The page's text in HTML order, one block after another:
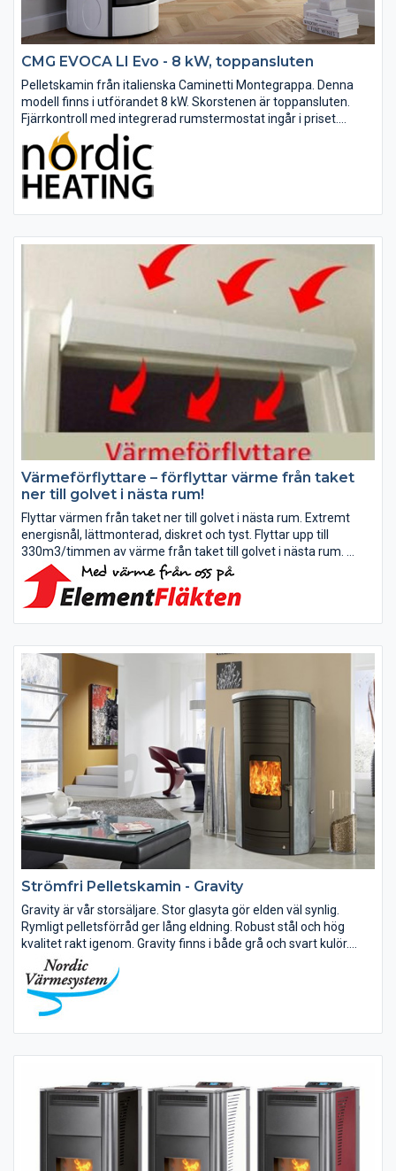
CMG EVOCA LI Evo - 8 kW, toppansluten
Pelletskamin från italienska Caminetti Montegrappa. Denna
modell finns i utförandet 8 kW. Skorstenen är toppansluten.
Fjärrkontroll med integrerad rumstermostat ingår i priset.
Säkerhetsavstånd baksida är endast 3 cm. LI EVO-kaminerna
har en tyst och...
Värmeförflyttare – förflyttar värme från taket
ner till golvet i nästa rum!
Flyttar värmen från taket ner till golvet i nästa rum. Extremt
energisnål, lättmonterad, diskret och tyst. Flyttar upp till
330m3/timmen av värme från taket till golvet i nästa rum.
Det fungerar jättebra när man eldar i kamin eller...
Strömfri Pelletskamin - Gravity
Gravity är vår storsäljare. Stor glasyta gör elden väl synlig.
Rymligt pelletsförråd ger lång eldning. Robust stål och hög
kvalitet rakt igenom. Gravity finns i både grå och svart kulör.
Sidor av stål eller täljsten. Topp eller bakansluten skorsten...